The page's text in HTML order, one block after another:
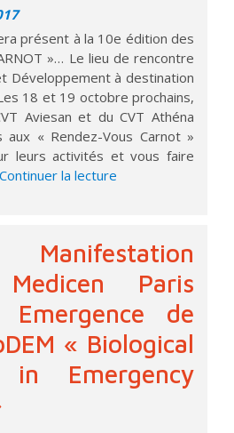
présent à la 10e édition des
»… Le lieu de rencontre
Développement à destination
18 et 19 octobre prochains,
Aviesan et du CVT Athéna
« Rendez-Vous Carnot »
leurs activités et vous faire
Continuer la lecture
Paris
de
« Biological
in Emergency